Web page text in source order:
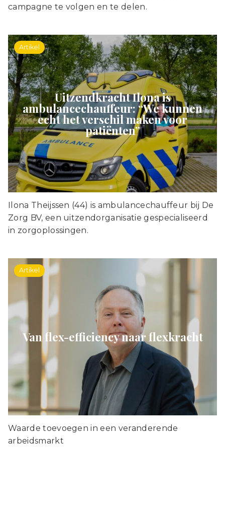
campagne te volgen en te delen.
Artikel
Uitzendkracht Ilona is
ambulancechauffeur: “We kunnen
echt het verschil maken voor
patiënten”
Ilona Theijssen (44) is ambulancechauffeur bij De
Zorg BV, een uitzendorganisatie gespecialiseerd
in zorgoplossingen.
Artikel
Van flex-efficiency naar flexkracht
Waarde toevoegen in een veranderende
arbeidsmarkt